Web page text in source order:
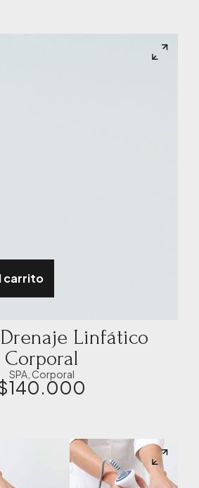
carrito
Linfático
Corporal
SPA, Corporal
140.000